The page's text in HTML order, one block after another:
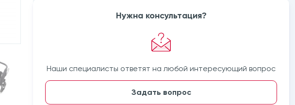
Нужна консультация?
Наши специалисты ответят на любой интересующий вопрос
Задать вопрос